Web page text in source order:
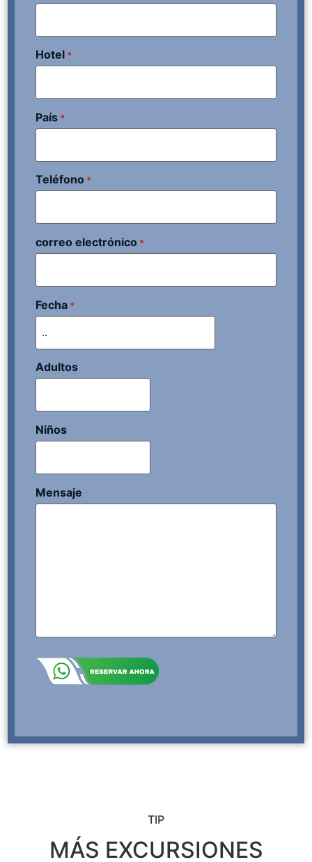
Hotel *
País *
Teléfono *
correo electrónico *
Fecha *
Adultos
Niños
Mensaje
TIP
MÁS EXCURSIONES